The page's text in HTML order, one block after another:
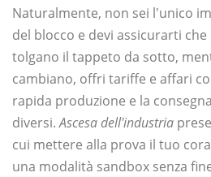
Naturalmente, non sei l'unico
del blocco e devi assicurarti
tolgano il tappeto da sotto,
cambiano, offri tariffe e affari
rapida produzione e la
diversi.Ascesa dell'industria
cui mettere alla prova il tuo
una modalità sandbox senza